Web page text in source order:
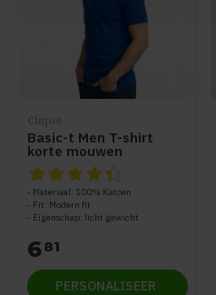
Basic-t Men T-shirt
korte mouwen
De beoordeling van dit
Materiaal: 100% Katoen
Fit: Modern fit
Eigenschap: licht gewicht
681
PERSONALISEER